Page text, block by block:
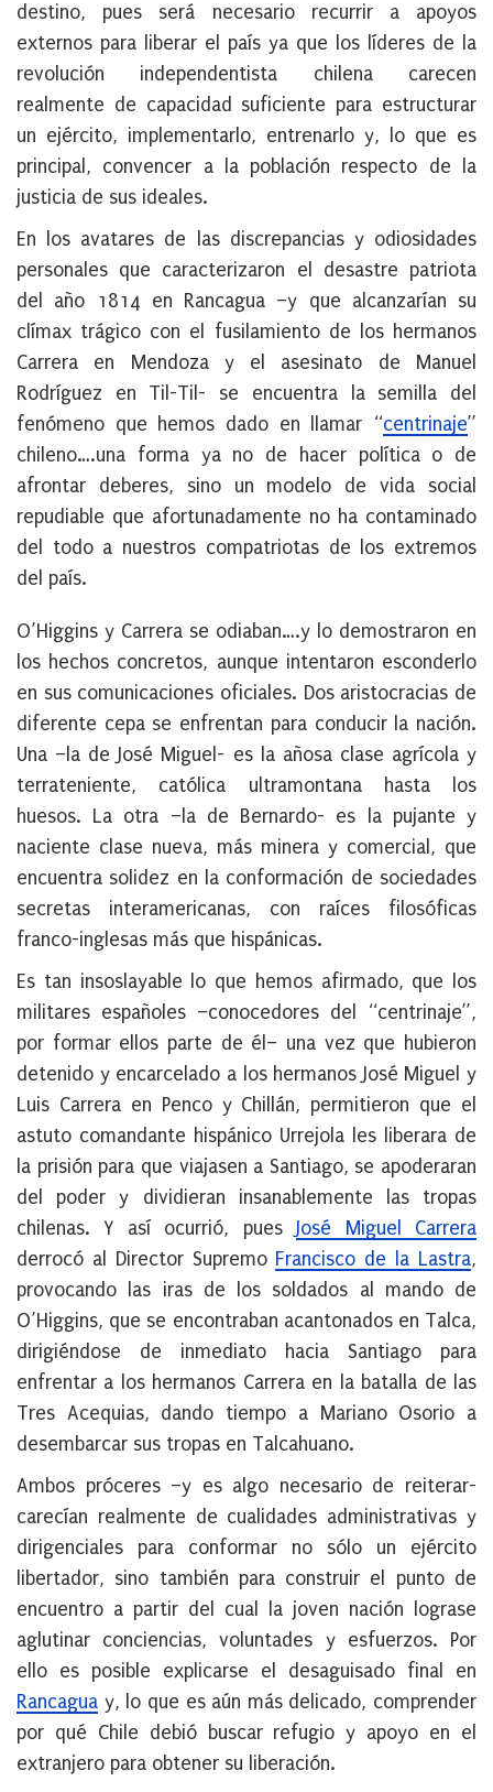
destino, pues será necesario recurrir a apoyos
externos para liberar el país ya que los líderes de la
revolución independentista chilena carecen
realmente de capacidad suficiente para estructurar
un ejército, implementarlo, entrenarlo y, lo que es
principal, convencer a la población respecto de la
justicia de sus ideales.
En los avatares de las discrepancias y odiosidades
personales que caracterizaron el desastre patriota
del año 1814 en Rancagua –y que alcanzarían su
clímax trágico con el fusilamiento de los hermanos
Carrera en Mendoza y el asesinato de Manuel
Rodríguez en Til-Til- se encuentra la semilla del
fenómeno que hemos dado en llamar “centrinaje”
chileno….una forma ya no de hacer política o de
afrontar deberes, sino un modelo de vida social
repudiable que afortunadamente no ha contaminado
del todo a nuestros compatriotas de los extremos
del país.
O’Higgins y Carrera se odiaban….y lo demostraron en
los hechos concretos, aunque intentaron esconderlo
en sus comunicaciones oficiales. Dos aristocracias de
diferente cepa se enfrentan para conducir la nación.
Una –la de José Miguel- es la añosa clase agrícola y
terrateniente, católica ultramontana hasta los
huesos. La otra –la de Bernardo- es la pujante y
naciente clase nueva, más minera y comercial, que
encuentra solidez en la conformación de sociedades
secretas interamericanas, con raíces filosóficas
franco-inglesas más que hispánicas.
Es tan insoslayable lo que hemos afirmado, que los
militares españoles –conocedores del “centrinaje”,
por formar ellos parte de él– una vez que hubieron
detenido y encarcelado a los hermanos José Miguel y
Luis Carrera en Penco y Chillán, permitieron que el
astuto comandante hispánico Urrejola les liberara de
la prisión para que viajasen a Santiago, se apoderaran
del poder y dividieran insanablemente las tropas
chilenas. Y así ocurrió, puesJosé Miguel Carrera
derrocó al Director Supremo Francisco de la Lastra,
provocando las iras de los soldados al mando de
O’Higgins, que se encontraban acantonados en Talca,
dirigiéndose de inmediato hacia Santiago para
enfrentar a los hermanos Carrera en la batalla de las
Tres Acequias, dando tiempo a Mariano Osorio a
desembarcar sus tropas en Talcahuano.
Ambos próceres –y es algo necesario de reiterar-
carecían realmente de cualidades administrativas y
dirigenciales para conformar no sólo un ejército
libertador, sino también para construir el punto de
encuentro a partir del cual la joven nación lograse
aglutinar conciencias, voluntades y esfuerzos. Por
ello es posible explicarse el desaguisado final en
Rancagua y, lo que es aún más delicado, comprender
por qué Chile debió buscar refugio y apoyo en el
extranjero para obtener su liberación.